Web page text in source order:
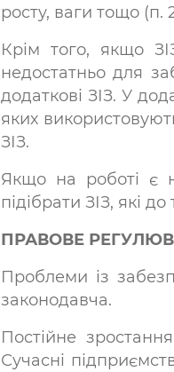
росту, ваги тощо (п.
Крім того, якщо
недостатньо для
додаткові ЗІЗ. У
яких
ЗІЗ.
Якщо на роботі є
підібрати ЗІЗ, які
ПРАВОВЕ
Проблеми із
законодавча.
Постійне
Сучасні